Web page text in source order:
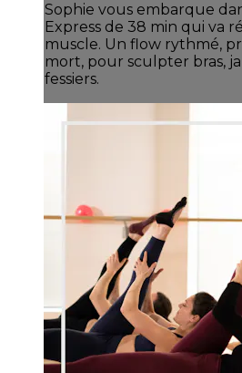
Sophie vous embarque
Express de 38 min qui va
muscle. Un flow rythmé,
mort, pour sculpter bras,
fessiers.